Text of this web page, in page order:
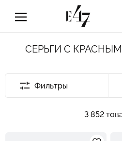
СЕРЬГИ С
Фильтры
3 852